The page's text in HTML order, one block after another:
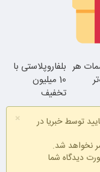
هر بلفاروپلاستی با
10 میلیون
تخفیف
×
توسط خبریا در
نخواهد شد.
دیدگاه شما